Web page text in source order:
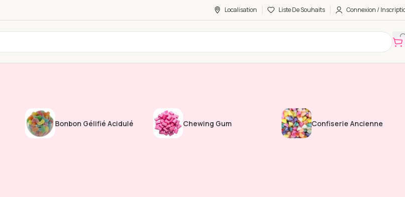
Localisation Liste De Souhaits Connexion /
Bonbon Gélifié Acidulé Chewing Gum Confiserie Ancienne